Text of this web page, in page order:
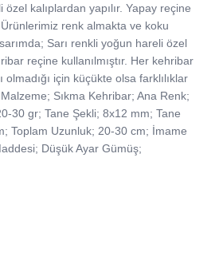
kalıplardan yapılır. Yapay reçine
renk almakta ve koku
Sarı renkli yoğun hareli özel
reçine kullanılmıştır. Her kehribar
olmadığı için küçükte olsa farklılıklar
Sıkma Kehribar; Ana Renk;
30 gr; Tane Şekli; 8x12 mm; Tane
Toplam Uzunluk; 20-30 cm; İmame
Düşük Ayar Gümüş;